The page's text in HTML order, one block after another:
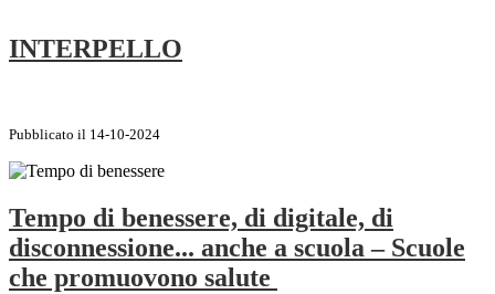
INTERPELLO
Pubblicato il 14-10-2024
Tempo di benessere, di digitale, di
disconnessione... anche a scuola – Scuole
che promuovono salute